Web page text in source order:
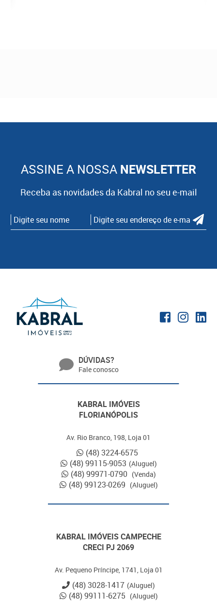
ASSINE A NOSSA NEWSLETTER
Receba as novidades da Kabral no seu e-mail
DÚVIDAS?
Fale conosco
KABRAL IMÓVEIS
FLORIANÓPOLIS
Av. Rio Branco, 198, Loja 01
(48) 3224-6575
(48) 99115-9053 (Aluguel)
(48) 99971-0790 (Venda)
(48) 99123-0269 (Aluguel)
KABRAL IMÓVEIS CAMPECHE
CRECI PJ 2069
Av. Pequeno Príncipe, 1741, Loja 01
(48) 3028-1417 (Aluguel)
(48) 99111-6275 (Aluguel)